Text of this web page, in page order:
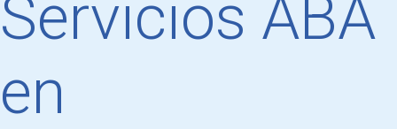
Servicios ABA
en